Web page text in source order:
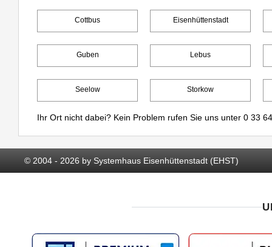
Cottbus Eisenhüttenstadt
Guben Lebus
Seelow Storkow
Ihr Ort nicht dabei? Kein Problem rufen Sie uns unter 0 33
© 2004 - 2026 by Systemhaus Eisenhüttenstadt (EHST)